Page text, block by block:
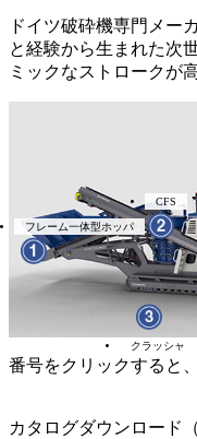
ドイツ破砕機専門メー
と経験から生まれた次
ミックなストロークが
フレーム一体型ホッパ
CFS
クラッシャ
番号をクリックすると
カタログダウンロード（